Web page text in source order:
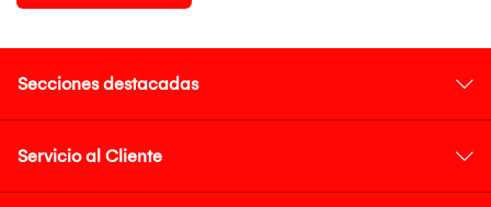
Secciones destacadas
Servicio al Cliente